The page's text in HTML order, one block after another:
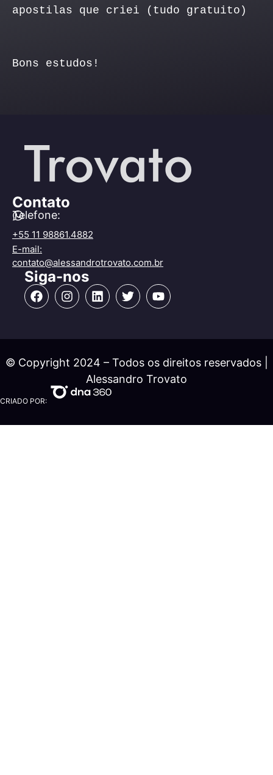
apostilas que criei (tudo gratuito)
Bons estudos!
Contato
Telefone:
+55 11 98861.4882
E-mail:
contato@alessandrotrovato.com.br
Siga-nos
© Copyright 2024 – Todos os direitos reservados |
Alessandro Trovato
CRIADO POR: